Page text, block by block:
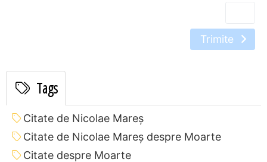
Trimite
Tags
Citate de Nicolae Mareș
Citate de Nicolae Mareș despre Moarte
Citate despre Moarte